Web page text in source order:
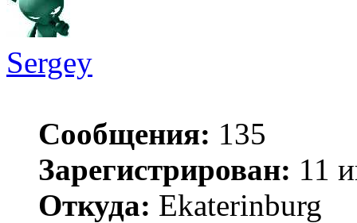
Sergey
Сообщения: 135
Зарегистрирован: 11
Откуда: Ekaterinburg